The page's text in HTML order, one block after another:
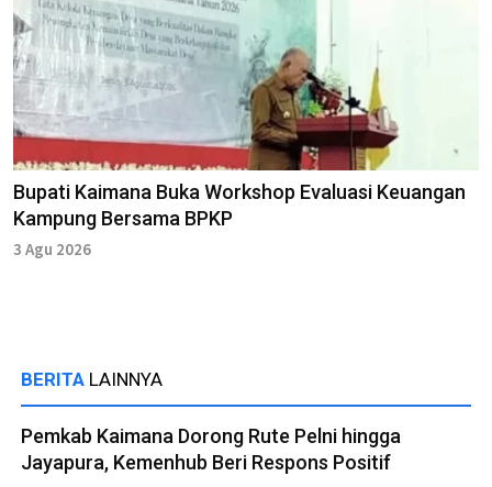
Bupati Kaimana Buka Workshop Evaluasi Keuangan
Kampung Bersama BPKP
3 Agu 2026
BERITA LAINNYA
Pemkab Kaimana Dorong Rute Pelni hingga
Jayapura, Kemenhub Beri Respons Positif